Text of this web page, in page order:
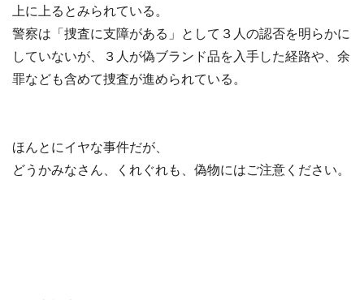
上に上るとみられている。
警察は「捜査に支障がある」として３人の認否を明らかに
していないが、３人が偽ブランド品を入手した経路や、余
罪なども含めて捜査が進められている。
ほんとにイヤな事件だが、
どうかみなさん、くれぐれも、偽物にはご注意ください。